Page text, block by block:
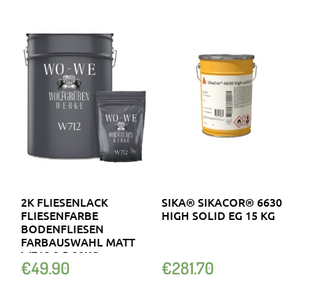
2K FLIESENLACK
FLIESENFARBE
BODENFLIESEN
FARBAUSWAHL MATT
W712 2,5-20KG
€49.90
SIKA® SIKACOR® 6630
HIGH SOLID EG 15 KG
€281.70